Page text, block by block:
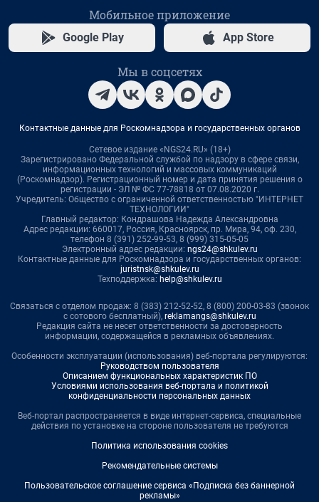
Мобильное приложение
Google Play App Store
Мы в соцсетях
Контактные данные для Роскомнадзора и государственных органов
Сетевое издание «NGS24.RU» (18+)
Зарегистрировано Федеральной службой по надзору в сфере связи,
информационных технологий и массовых коммуникаций
(Роскомнадзор). Регистрационный номер и дата принятия решения о
регистрации - ЭЛ № ФС 77-78818 от 07.08.2020 г.
Учредитель: Общество с ограниченной ответственностью "ИНТЕРНЕТ
ТЕХНОЛОГИИ"
Главный редактор: Кондрашова Надежда Александровна
Адрес редакции: 660017, Россия, Красноярск, пр. Мира, 94, оф. 230,
телефон 8 (391) 252-99-53, 8 (999) 315-05-05
Электронный адрес редакции: ngs24@shkulev.ru
Контактные данные для Роскомнадзора и государственных органов:
juristnsk@shkulev.ru
Техподдержка: help@shkulev.ru
Связаться с отделом продаж: 8 (383) 212-52-52, 8 (800) 200-03-83 (звонок
с сотового бесплатный), reklamangs@shkulev.ru
Редакция сайта не несет ответственности за достоверность
информации, содержащейся в рекламных объявлениях.
Особенности эксплуатации (использования) веб-портала регулируются:
Руководством пользователя
Описанием функциональных характеристик ПО
Условиями использования веб-портала и политикой
конфиденциальности персональных данных
Веб-портал распространяется в виде интернет-сервиса, специальные
действия по установке на стороне пользователя не требуются
Политика использования cookies
Рекомендательные системы
Пользовательское соглашение сервиса «Подписка без баннерной
рекламы»